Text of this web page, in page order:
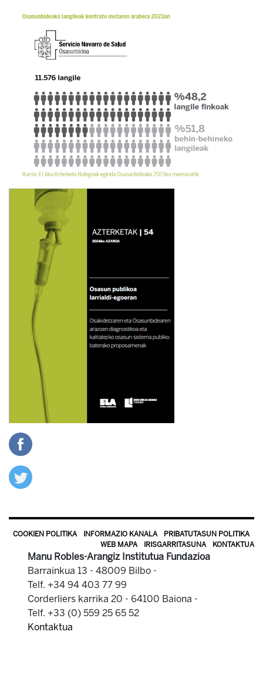
COOKIEN POLITIKA INFORMAZIO KANALA
PRIBATUTASUN POLITIKA
WEB MAPA
IRISGARRITASUNA KONTAKTUA
Manu Robles-Arangiz Institutua Fundazioa
Barrainkua 13 - 48009 Bilbo -
Telf. +34 94 403 77 99
Corderliers karrika 20 - 64100 Baiona -
Telf. +33 (0) 559 25 65 52
Kontaktua